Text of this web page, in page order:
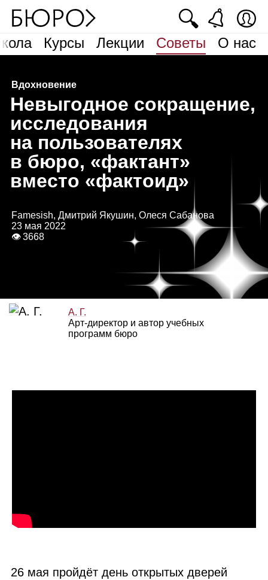
Курсы Лекции Советы О нас
🔍
Вдохновение
Невыгодное сокращение,
исследования
на пользователях
в бюро, «фактант»
вместо «фактоид»
Famesish, Дмитрий Якушин, Олеся Сабанова
23 мая 2022
👁 3668
А. Г.
Арт‑директор и автор учебных
программ бюро
26 мая пройдёт день открытых дверей